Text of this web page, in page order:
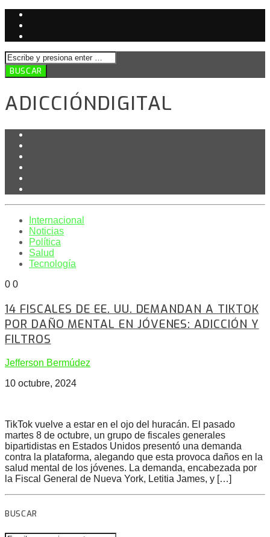
ADICCIÓNDIGITAL
Internacional
Noticias
Política
Salud
Tecnología
0 0
14 FISCALES DE EE. UU. DEMANDAN A TIKTOK
POR DAÑO MENTAL EN JÓVENES: ADICCIÓN Y
FILTROS
Jefferson Bermúdez
10 octubre, 2024
TikTok vuelve a estar en el ojo del huracán. El pasado
martes 8 de octubre, un grupo de fiscales generales
bipartidistas en Estados Unidos presentó una demanda
contra la plataforma, alegando que esta provoca daños en la
salud mental de los jóvenes. La demanda, encabezada por
la Fiscal General de Nueva York, Letitia James, y […]
BUSCAR